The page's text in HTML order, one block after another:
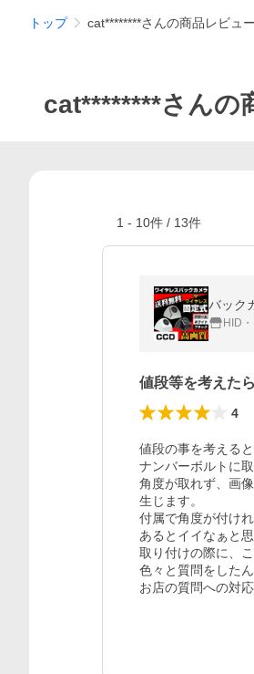
トップ cat********さんの商品レビュー
cat********さんの
1 - 10件 / 13件
HID
値段等を考えた
4
値段の事を考える
ナンバーボルトに
角度が取れず、画
生じます。
付属で角度が付け
あるとイイなぁと思
取り付けの際に、
色々と質問をしたん
お店の質問への対